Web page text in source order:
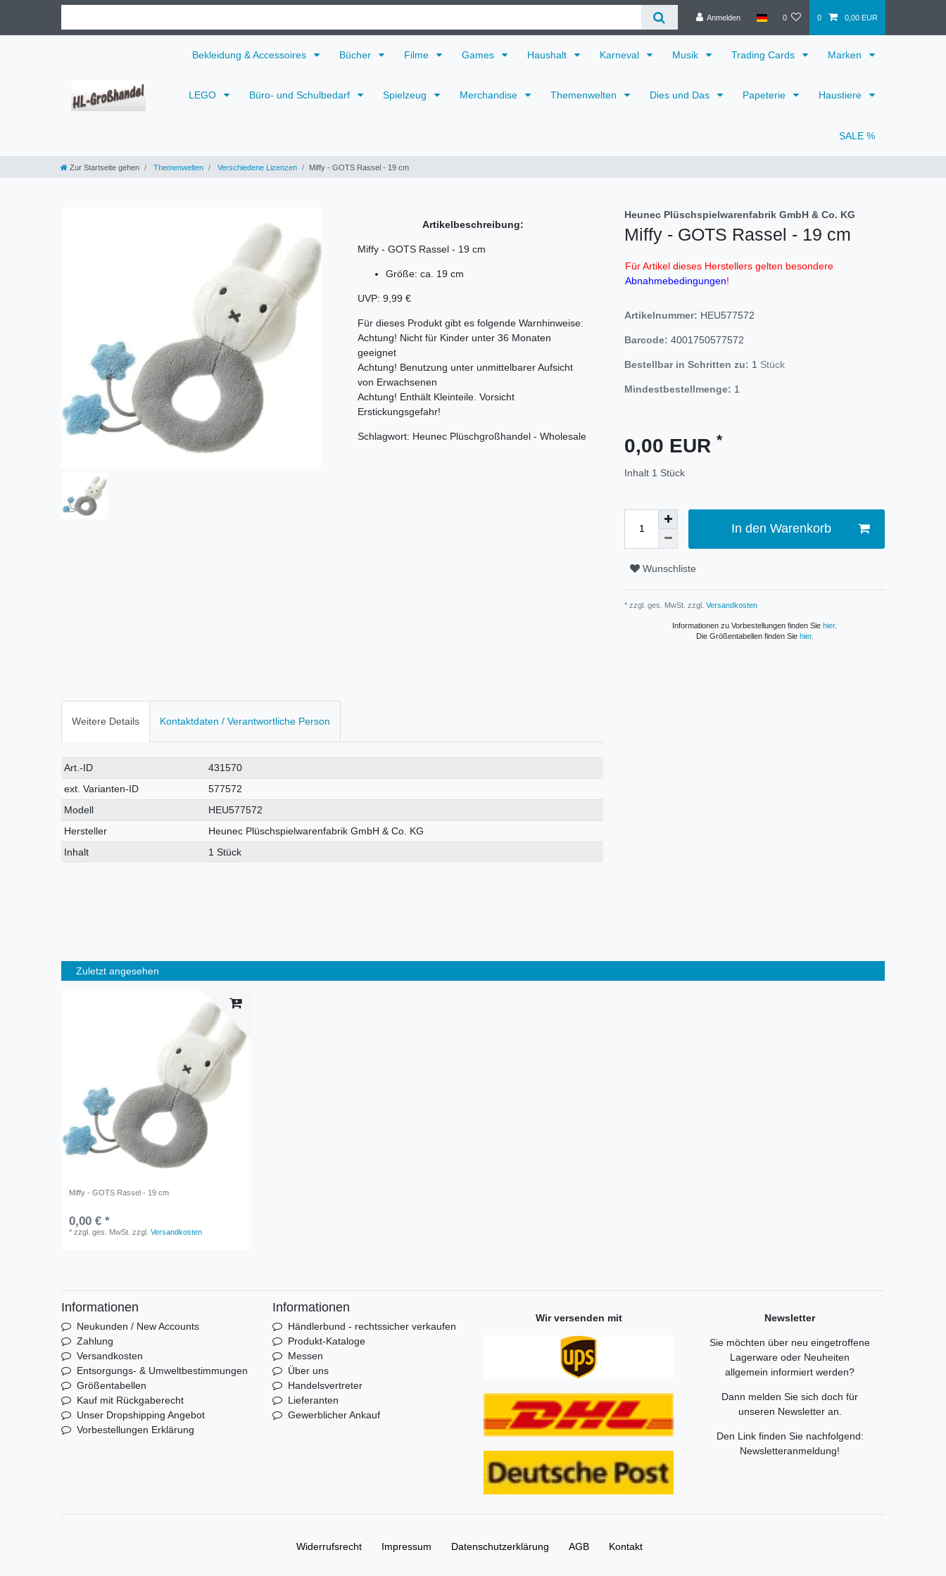
Anmelden 0 0 0,00 EUR
Bekleidung & Accessoires Bücher Filme Games Haushalt Karneval Musik Trading Cards Marken
LEGO Büro- und Schulbedarf Spielzeug Merchandise Themenwelten Dies und Das Papeterie Haustiere
SALE %
Zur Startseite gehen Themenwelten Verschiedene Lizenzen Miffy - GOTS Rassel - 19 cm
Artikelbeschreibung:
Miffy - GOTS Rassel - 19 cm
Größe: ca. 19 cm
UVP: 9,99 €
Für dieses Produkt gibt es folgende Warnhinweise:
Achtung! Nicht für Kinder unter 36 Monaten
geeignet
Achtung! Benutzung unter unmittelbarer Aufsicht
von Erwachsenen
Achtung! Enthält Kleinteile. Vorsicht
Erstickungsgefahr!
Schlagwort: Heunec Plüschgroßhandel - Wholesale
Heunec Plüschspielwarenfabrik GmbH & Co. KG
Miffy - GOTS Rassel - 19 cm
Für Artikel dieses Herstellers gelten besondere
Abnahmebedingungen!
Artikelnummer: HEU577572
Barcode: 4001750577572
Bestellbar in Schritten zu: 1 Stück
Mindestbestellmenge: 1
0,00 EUR *
Inhalt 1 Stück
In den Warenkorb
Wunschliste
* zzgl. ges. MwSt. zzgl. Versandkosten
Informationen zu Vorbestellungen finden Sie hier.
Die Größentabellen finden Sie hier.
Weitere Details Kontaktdaten / Verantwortliche Person
Technisches
Merkmal
Wert
Art.-ID
431570
ext. Varianten-ID
577572
Modell
HEU577572
Hersteller
Heunec Plüschspielwarenfabrik GmbH & Co. KG
Inhalt
1 Stück
Zuletzt angesehen
Miffy - GOTS Rassel - 19 cm
0,00 € *
*zzgl. ges. MwSt. zzgl.Versandkosten
Informationen
Neukunden / New Accounts
Zahlung
Versandkosten
Entsorgungs- & Umweltbestimmungen
Größentabellen
Kauf mit Rückgaberecht
Unser Dropshipping Angebot
Vorbestellungen Erklärung
Informationen
Händlerbund - rechtssicher verkaufen
Produkt-Kataloge
Messen
Über uns
Handelsvertreter
Lieferanten
Gewerblicher Ankauf
Wir versenden mit Newsletter
Sie möchten über neu eingetroffene
Lagerware oder Neuheiten
allgemein informiert werden?
Dann melden Sie sich doch für
unseren Newsletter an.
Den Link finden Sie nachfolgend:
Newsletteranmeldung!
Widerrufs­recht Impressum Daten­schutz­erklärung AGB Kontakt